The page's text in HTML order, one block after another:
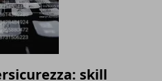
skill